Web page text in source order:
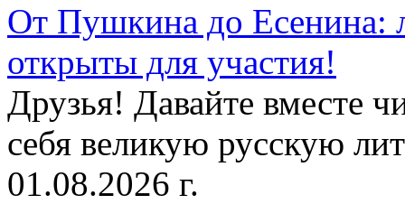
От Пушкина до Есенина:
открыты для участия!
Друзья! Давайте вместе
себя великую русскую
01.08.2026 г.